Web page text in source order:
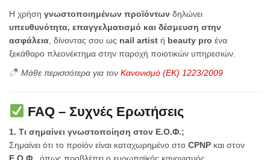
Η χρήση γνωστοποιημένων προϊόντων δηλώνει
υπευθυνότητα, επαγγελματισμό και δέσμευση στην
ασφάλεια , δίνοντας σου ως nail artist ή beauty pro ένα
ξεκάθαρο πλεονέκτημα στην παροχή ποιοτικών υπηρεσιών.
Μάθε περισσότερα για τον Κανονισμό (ΕΚ) 1223/2009
FAQ – Συχνές Ερωτήσεις
1. Τι σημαίνει γνωστοποίηση στον Ε.Ο.Φ.;
Σημαίνει ότι το προϊόν είναι καταχωρημένο στο CPNP και στον